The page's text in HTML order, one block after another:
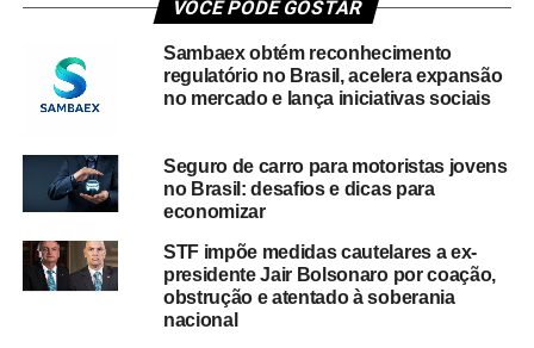
VOCÊ PODE GOSTAR
Sambaex obtém reconhecimento
regulatório no Brasil, acelera expansão
no mercado e lança iniciativas sociais
Seguro de carro para motoristas jovens
no Brasil: desafios e dicas para
economizar
STF impõe medidas cautelares a ex-
presidente Jair Bolsonaro por coação,
obstrução e atentado à soberania
nacional